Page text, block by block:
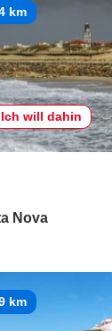
km
Ich will dahin
Nova
km